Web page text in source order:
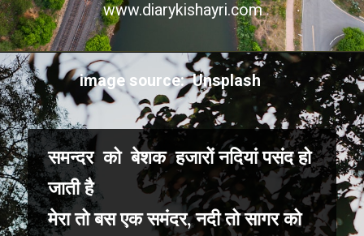
www.diarykishayri.com
समन्दर को बेशक हजारों नदियां पसंद हो
जाती है
मेरा तो बस एक समंदर, नदी तो सागर को
image source: Unsplash